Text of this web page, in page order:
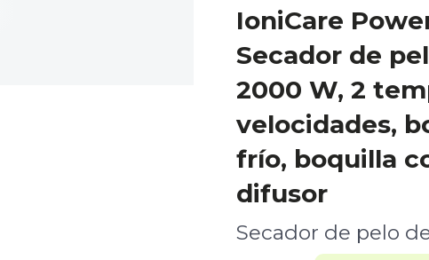
IoniCare
Secador de
2000 W, 2
velocidades,
frío, boquilla
difusor
Secador de pelo